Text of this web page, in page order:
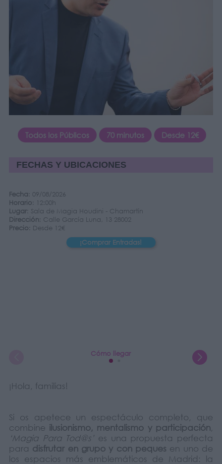
Todos los Públicos 70 minutos Desde 12€
FECHAS Y UBICACIONES
Fecha : 09/08/2026
Horario : 12:00h
Lugar: Sala de Magia Houdini - Chamartín
Dirección : Calle García Luna, 13 28002
Precio : Desde 12€
¡Comprar Entradas!
Cómo llegar
¡Hola, familias!
Si os apetece un espectáculo completo, que
combine ilusionismo, mentalismo y participación,
‘Magia Para Tod@s’ es una propuesta perfecta
para disfrutar en grupo y con peques en uno de
los espacios más emblemáticos de Madrid: la